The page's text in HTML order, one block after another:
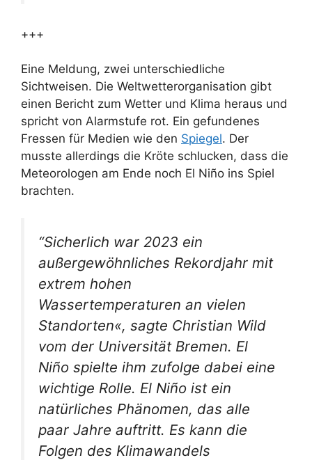
+++
Eine Meldung, zwei unterschiedliche
Sichtweisen. Die Weltwetterorganisation gibt
einen Bericht zum Wetter und Klima heraus und
spricht von Alarmstufe rot. Ein gefundenes
Fressen für Medien wie den Spiegel. Der
musste allerdings die Kröte schlucken, dass die
Meteorologen am Ende noch El Niño ins Spiel
brachten.
“Sicherlich war 2023 ein
außergewöhnliches Rekordjahr mit
extrem hohen
Wassertemperaturen an vielen
Standorten«, sagte Christian Wild
vom der Universität Bremen. El
Niño spielte ihm zufolge dabei eine
wichtige Rolle. El Niño ist ein
natürliches Phänomen, das alle
paar Jahre auftritt. Es kann die
Folgen des Klimawandels